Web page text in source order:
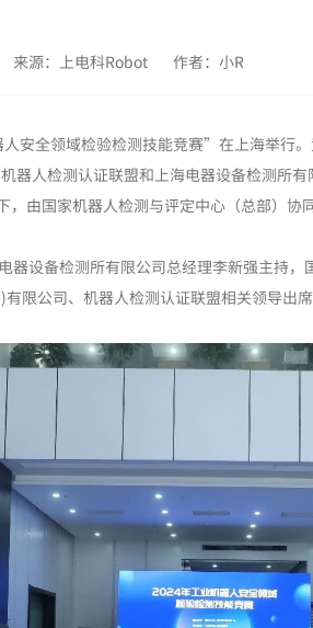
来源：上电科Robot 作者：小R
安全领域检验检测技能竞赛”在上海举行
器人检测认证联盟和上海电器设备检测所
由国家机器人检测与评定中心（总部）协
器设备检测所有限公司总经理李新强主持
限公司、机器人检测认证联盟相关领导出席